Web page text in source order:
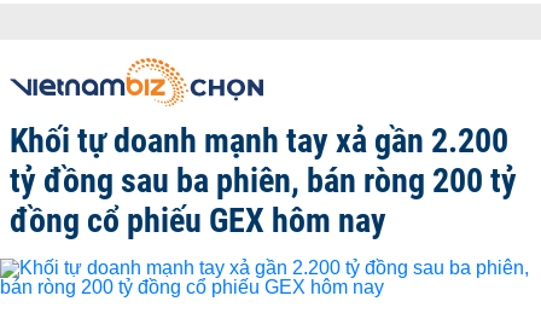
Khối tự doanh mạnh tay xả gần 2.200
tỷ đồng sau ba phiên, bán ròng 200 tỷ
đồng cổ phiếu GEX hôm nay